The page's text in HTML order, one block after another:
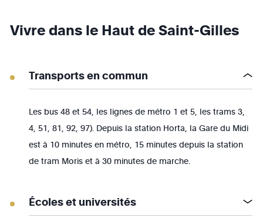
Vivre dans le Haut de Saint-Gilles
Transports en commun
Les bus 48 et 54, les lignes de métro 1 et 5, les trams 3,
4, 51, 81, 92, 97). Depuis la station Horta, la Gare du Midi
est à 10 minutes en métro, 15 minutes depuis la station
de tram Moris et à 30 minutes de marche.
Écoles et universités